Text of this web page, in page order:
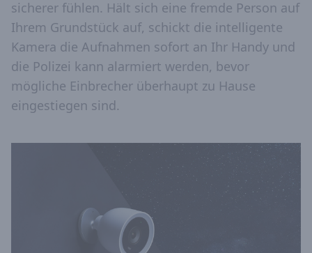
sicherer fühlen. Hält sich eine fremde Person auf
Ihrem Grundstück auf, schickt die intelligente
Kamera die Aufnahmen sofort an Ihr Handy und
die Polizei kann alarmiert werden, bevor
mögliche Einbrecher überhaupt zu Hause
eingestiegen sind.